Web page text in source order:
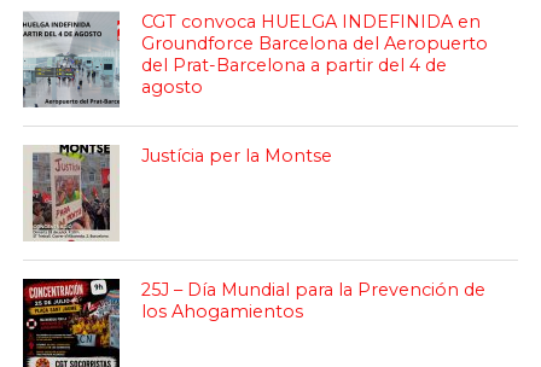
CGT convoca HUELGA INDEFINIDA en
Groundforce Barcelona del Aeropuerto
del Prat-Barcelona a partir del 4 de
agosto
Justícia per la Montse
25J – Día Mundial para la Prevención de
los Ahogamientos